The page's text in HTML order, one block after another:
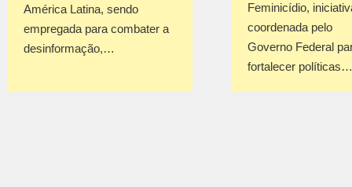
América Latina, sendo
empregada para combater a
desinformação,…
Feminicídio,
coordenada pelo
Governo Federal
fortalecer políticas…